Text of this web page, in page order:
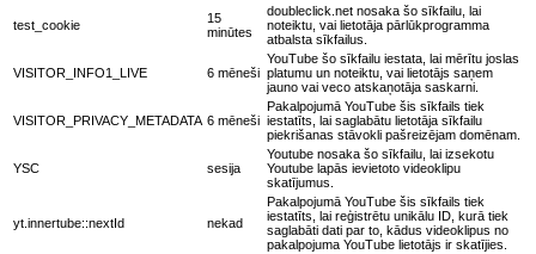
test_cookie
15
minūtes
doubleclick.net nosaka šo sīkfailu, lai
noteiktu, vai lietotāja pārlūkprogramma
atbalsta sīkfailus.
VISITOR_INFO1_LIVE 6 mēneši
YouTube šo sīkfailu iestata, lai mērītu joslas
platumu un noteiktu, vai lietotājs saņem
jauno vai veco atskaņotāja saskarni.
VISITOR_PRIVACY_METADATA 6 mēneši
Pakalpojumā YouTube šis sīkfails tiek
iestatīts, lai saglabātu lietotāja sīkfailu
piekrišanas stāvokli pašreizējam domēnam.
YSC sesija
Youtube nosaka šo sīkfailu, lai izsekotu
Youtube lapās ievietoto videoklipu
skatījumus.
yt.innertube::nextId nekad
Pakalpojumā YouTube šis sīkfails tiek
iestatīts, lai reģistrētu unikālu ID, kurā tiek
saglabāti dati par to, kādus videoklipus no
pakalpojuma YouTube lietotājs ir skatījies.